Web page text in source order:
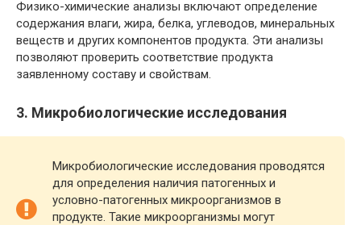
Физико-химические анализы включают определение
содержания влаги, жира, белка, углеводов, минеральных
веществ и других компонентов продукта. Эти анализы
позволяют проверить соответствие продукта
заявленному составу и свойствам.
3. Микробиологические исследования
Микробиологические исследования проводятся
для определения наличия патогенных и
условно-патогенных микроорганизмов в
продукте. Такие микроорганизмы могут